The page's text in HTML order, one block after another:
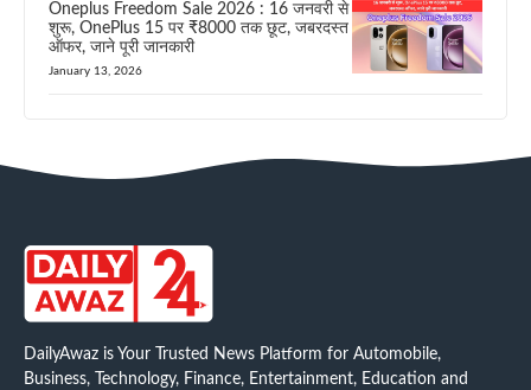
Oneplus Freedom Sale 2026 : 16 जनवरी से
शुरू, OnePlus 15 पर ₹8000 तक छूट, जबरदस्त
ऑफर, जाने पूरी जानकारी
January 13, 2026
DailyAwaz is Your Trusted News Platform for Automobile,
Business, Technology, Finance, Entertainment, Education and